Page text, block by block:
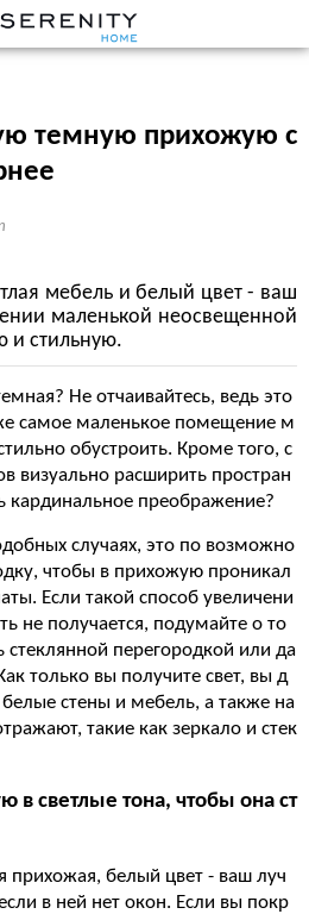
темную прихожую с
мебель и белый цвет - ваш
маленькой неосвещенной
и стильную.
Не отчаивайтесь, ведь это
самое маленькое помещение м
обустроить. Кроме того, с
визуально расширить простран
кардинальное преображение?
случаях, это по возможно
чтобы в прихожую проникал
Если такой способ увеличени
не получается, подумайте о то
перегородкой или да
только вы получите свет, вы д
стены и мебель, а также на
такие как зеркало и стек
в светлые тона, чтобы она ст
прихожая, белый цвет - ваш луч
в ней нет окон. Если вы покр